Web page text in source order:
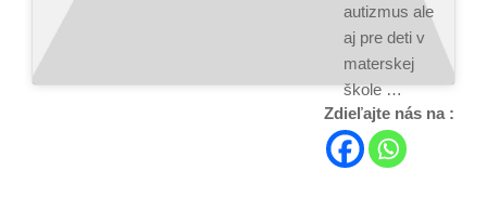
autizmus ale
aj pre deti v
materskej
škole …
Zdieľajte nás na :